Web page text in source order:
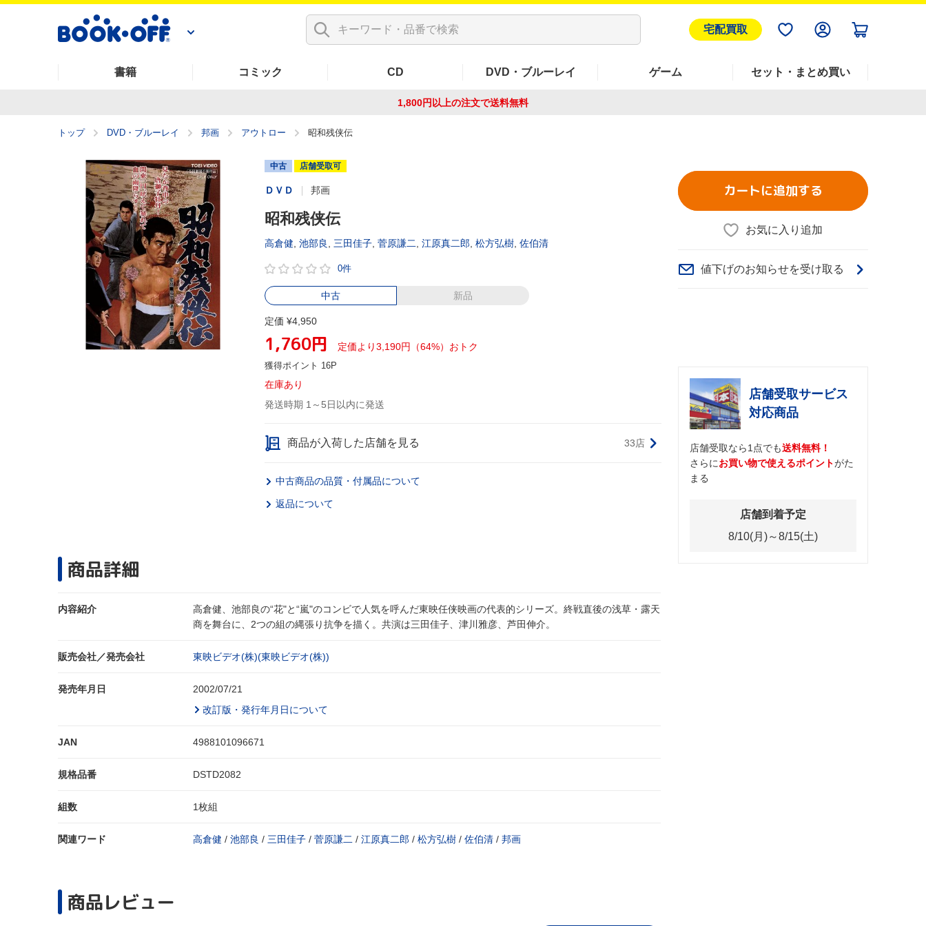
宅配買取
書籍 コミック CD DVD・ブルーレイ ゲーム セット・まとめ買い
1,800円以上の注文で送料無料
トップ DVD・ブルーレイ 邦画 アウトロー 昭和残侠伝
中古 店舗受取可
ＤＶＤ 邦画
昭和残侠伝
高倉健 池部良 三田佳子, 菅原謙二 江原真二郎 松方弘樹, 佐伯清
0件
中古 新品
定価 ¥4,950
1,760円 定価より3,190円（64%）おトク
獲得ポイント 16P
在庫あり
発送時期 1～5日以内に発送
商品が入荷した店舗を見る 33店
中古商品の品質・付属品について
返品について
商品詳細
内容紹介
高倉健、池部良の“花"と“嵐"のコンビで人気を呼んだ東映任侠映画の代表的シリーズ。終戦直後の浅草・露天
商を舞台に、2つの組の縄張り抗争を描く。共演は三田佳子、津川雅彦、芦田伸介。
販売会社／発売会社 東映ビデオ(株)(東映ビデオ(株))
発売年月日
2002/07/21
改訂版・発行年月日について
JAN 4988101096671
規格品番 DSTD2082
組数 1枚組
関連ワード 高倉健 / 池部良 / 三田佳子 / 菅原謙二 / 江原真二郎 / 松方弘樹 / 佐伯清 / 邦画
カートに追加する
お気に入り追加
値下げのお知らせを受け取る
店舗受取サービス
対応商品
店舗受取なら1点でも送料無料！
さらにお買い物で使えるポイントがた
まる
店舗到着予定
8/10(月)～8/15(土)
商品レビュー